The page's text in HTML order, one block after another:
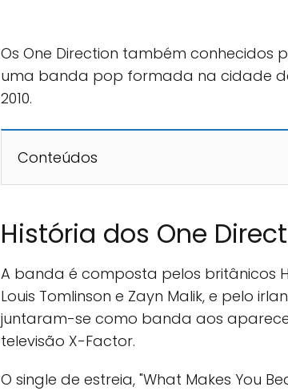
Os One Direction também conhecidos
uma banda pop formada na cidade de
2010.
Conteúdos
História dos One
A banda é composta pelos britânicos
Louis Tomlinson e Zayn Malik, e pelo
juntaram-se como banda aos
televisão X-Factor.
O single de estreia, "What Makes You